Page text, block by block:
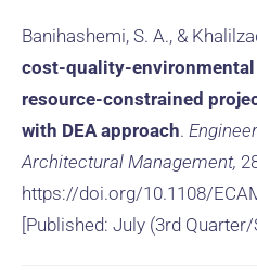
Banihashemi, S. A., &
cost-quality-
resource-constrained
with DEA approach.
Architectural Management,
https://doi.org/10.1108/
[Published: July (3rd